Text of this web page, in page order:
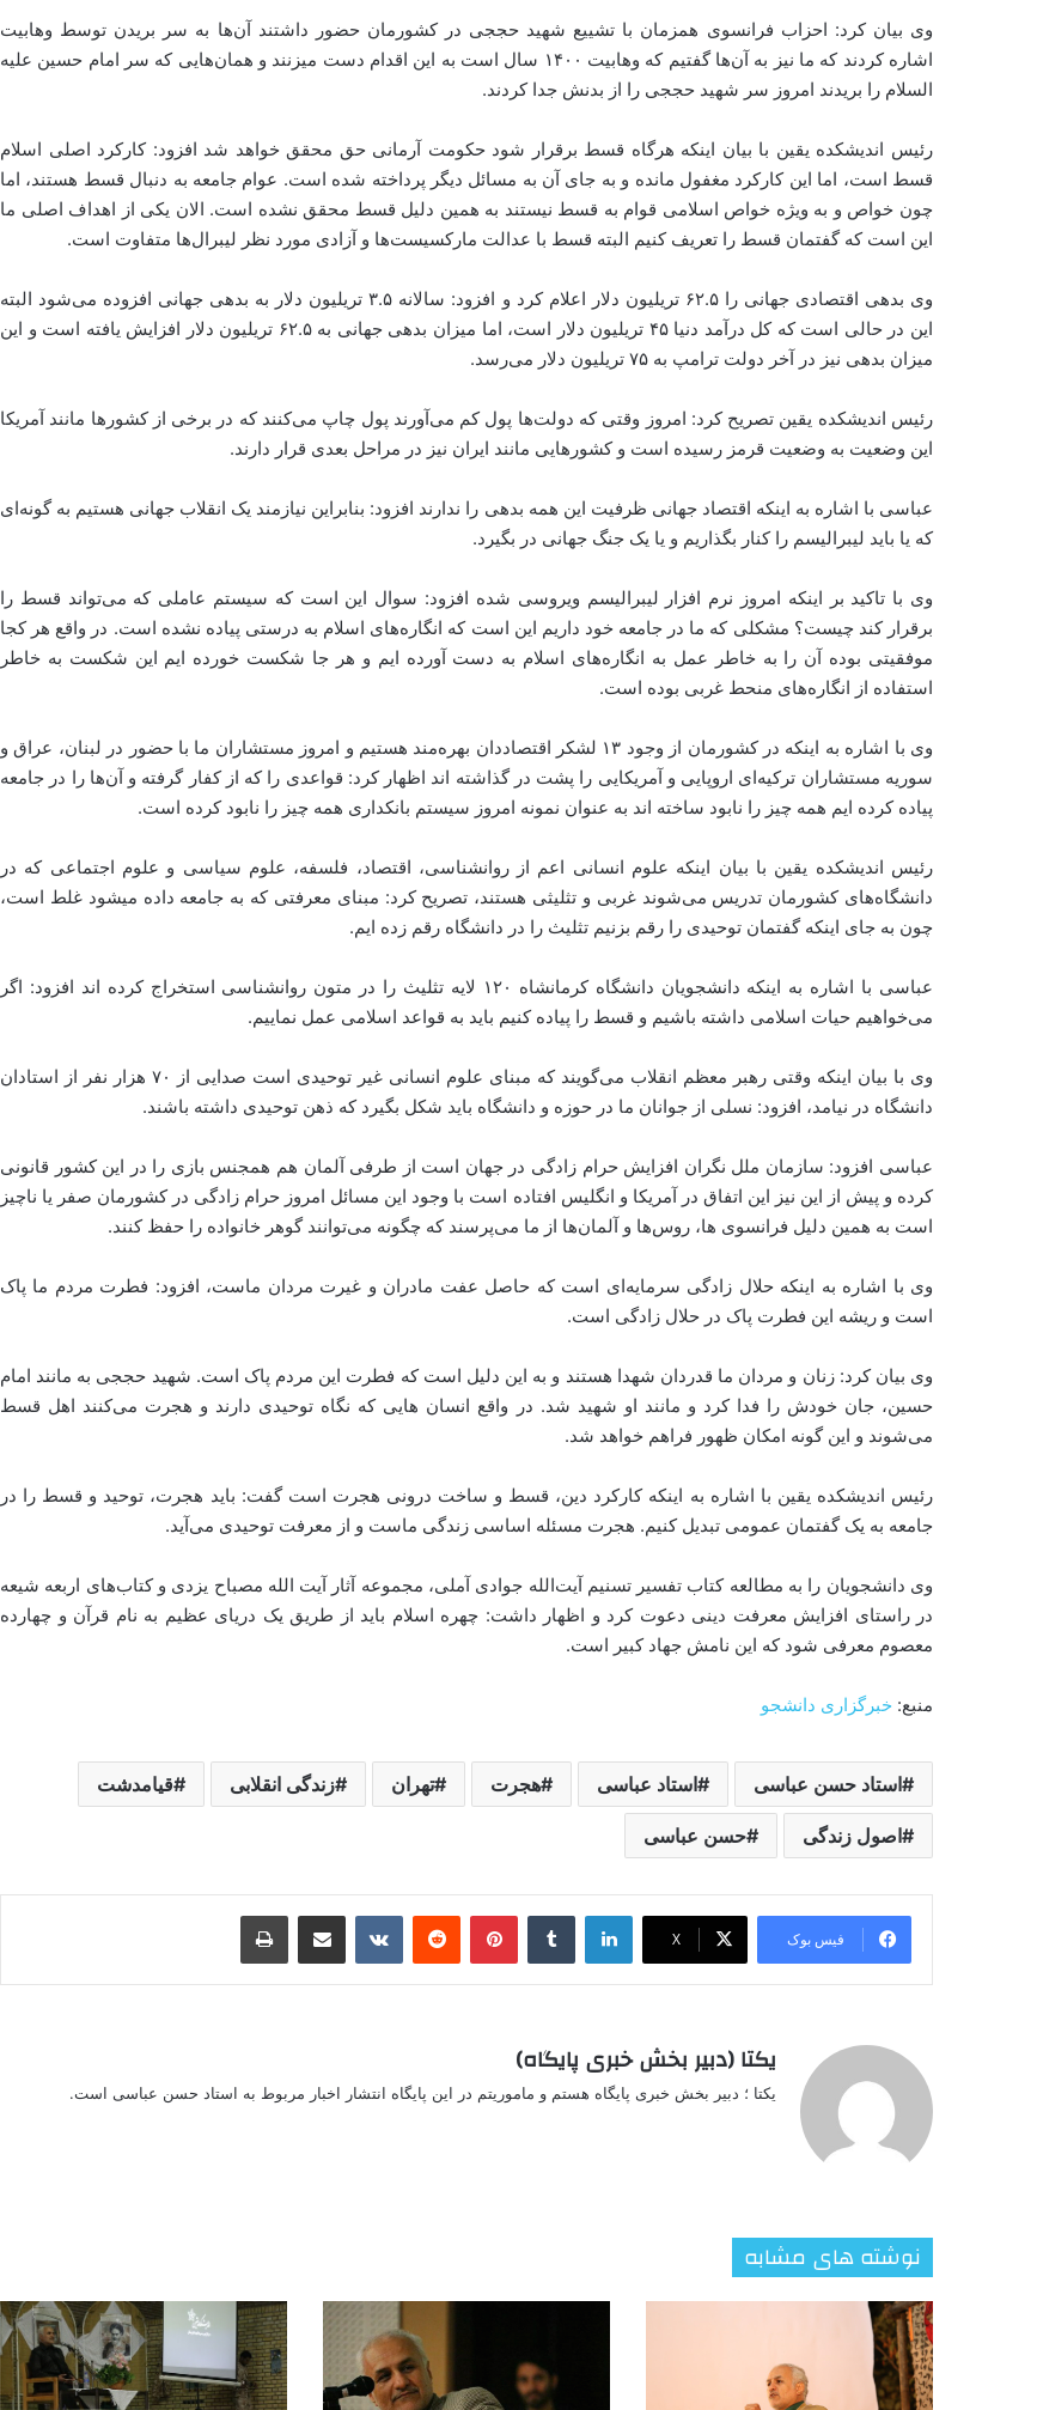
وی بیان کرد: احزاب فرانسوی همزمان با تشییع شهید حججی در کشورمان حضور داشتند آن‌ها به سر بریدن توسط وهابیت
اشاره کردند که ما نیز به آن‌ها گفتیم که وهابیت ۱۴۰۰ سال است به این اقدام دست میزنند و همان‌هایی که سر امام حسین علیه
السلام را بریدند امروز سر شهید حججی را از بدنش جدا کردند.
رئیس اندیشکده یقین با بیان اینکه هرگاه قسط برقرار شود حکومت آرمانی حق محقق خواهد شد افزود: کارکرد اصلی اسلام
قسط است، اما این کارکرد مغفول مانده و به جای آن به مسائل دیگر پرداخته شده است. عوام جامعه به دنبال قسط هستند، اما
چون خواص و به ویژه خواص اسلامی قوام به قسط نیستند به همین دلیل قسط محقق نشده است. الان یکی از اهداف اصلی ما
این است که گفتمان قسط را تعریف کنیم البته قسط با عدالت مارکسیست‌ها و آزادی مورد نظر لیبرال‌ها متفاوت است.
وی بدهی اقتصادی جهانی را ۶۲.۵ تریلیون دلار اعلام کرد و افزود: سالانه ۳.۵ تریلیون دلار به بدهی جهانی افزوده می‌شود البته
این در حالی است که کل درآمد دنیا ۴۵ تریلیون دلار است، اما میزان بدهی جهانی به ۶۲.۵ تریلیون دلار افزایش یافته است و این
میزان بدهی نیز در آخر دولت ترامپ به ۷۵ تریلیون دلار می‌رسد.
رئیس اندیشکده یقین تصریح کرد: امروز وقتی که دولت‌ها پول کم می‌آورند پول چاپ می‌کنند که در برخی از کشور‌ها مانند آمریکا
این وضعیت به وضعیت قرمز رسیده است و کشورهایی مانند ایران نیز در مراحل بعدی قرار دارند.
عباسی با اشاره به اینکه اقتصاد جهانی ظرفیت این همه بدهی را ندارند افزود: بنابراین نیازمند یک انقلاب جهانی هستیم به گونه‌ای
که یا باید لیبرالیسم را کنار بگذاریم و یا یک جنگ جهانی در بگیرد.
وی با تاکید بر اینکه امروز نرم افزار لیبرالیسم ویروسی شده افزود: سوال این است که سیستم عاملی که می‌تواند قسط را
برقرار کند چیست؟ مشکلی که ما در جامعه خود داریم این است که انگاره‌های اسلام به درستی پیاده نشده است. در واقع هر کجا
موفقیتی بوده آن را به خاطر عمل به انگاره‌های اسلام به دست آورده ایم و هر جا شکست خورده ایم این شکست به خاطر
استفاده از انگاره‌های منحط غربی بوده است.
وی با اشاره به اینکه در کشورمان از وجود ۱۳ لشکر اقتصاددان بهره‌مند هستیم و امروز مستشاران ما با حضور در لبنان، عراق و
سوریه مستشاران ترکیه‌ای اروپایی و آمریکایی را پشت در گذاشته اند اظهار کرد: قواعدی را که از کفار گرفته و آن‌ها را در جامعه
پیاده کرده ایم همه چیز را نابود ساخته اند به عنوان نمونه امروز سیستم بانکداری همه چیز را نابود کرده است.
رئیس اندیشکده یقین با بیان اینکه علوم انسانی اعم از روانشناسی، اقتصاد، فلسفه، علوم سیاسی و علوم اجتماعی که در
دانشگاه‌های کشورمان تدریس می‌شوند غربی و تثلیثی هستند، تصریح کرد: مبنای معرفتی که به جامعه داده میشود غلط است،
چون به جای اینکه گفتمان توحیدی را رقم بزنیم تثلیث را در دانشگاه رقم زده ایم.
عباسی با اشاره به اینکه دانشجویان دانشگاه کرمانشاه ۱۲۰ لایه تثلیث را در متون روانشناسی استخراج کرده اند افزود: اگر
می‌خواهیم حیات اسلامی داشته باشیم و قسط را پیاده کنیم باید به قواعد اسلامی عمل نماییم.
وی با بیان اینکه وقتی رهبر معظم انقلاب می‌گویند که مبنای علوم انسانی غیر توحیدی است صدایی از ۷۰ هزار نفر از استادان
دانشگاه در نیامد، افزود: نسلی از جوانان ما در حوزه و دانشگاه باید شکل بگیرد که ذهن توحیدی داشته باشند.
عباسی افزود: سازمان ملل نگران افزایش حرام زادگی در جهان است از طرفی آلمان هم همجنس بازی را در این کشور قانونی
کرده و پیش از این نیز این اتفاق در آمریکا و انگلیس افتاده است با وجود این مسائل امروز حرام زادگی در کشورمان صفر یا ناچیز
است به همین دلیل فرانسوی ها، روس‌ها و آلمان‌ها از ما می‌پرسند که چگونه می‌توانند گوهر خانواده را حفظ کنند.
وی با اشاره به اینکه حلال زادگی سرمایه‌ای است که حاصل عفت مادران و غیرت مردان ماست، افزود: فطرت مردم ما پاک
است و ریشه این فطرت پاک در حلال زادگی است.
وی بیان کرد: زنان و مردان ما قدردان شهدا هستند و به این دلیل است که فطرت این مردم پاک است. شهید حججی به مانند امام
حسین، جان خودش را فدا کرد و مانند او شهید شد. در واقع انسان هایی که نگاه توحیدی دارند و هجرت می‌کنند اهل قسط
می‌شوند و این گونه امکان ظهور فراهم خواهد شد.
رئیس اندیشکده یقین با اشاره به اینکه کارکرد دین، قسط و ساخت درونی هجرت است گفت: باید هجرت، توحید و قسط را در
جامعه به یک گفتمان عمومی تبدیل کنیم. هجرت مسئله اساسی زندگی ماست و از معرفت توحیدی می‌آید.
وی دانشجویان را به مطالعه کتاب تفسیر تسنیم آیت‌الله جوادی آملی، مجموعه آثار آیت الله مصباح یزدی و کتاب‌های اربعه شیعه
در راستای افزایش معرفت دینی دعوت کرد و اظهار داشت: چهره اسلام باید از طریق یک دریای عظیم به نام قرآن و چهارده
معصوم معرفی شود که این نامش جهاد کبیر است.
منبع: خبرگزاری دانشجو
استاد حسن عباسی استاد عباسی هجرت تهران زندگی انقلابی قیامدشت
اصول زندگی حسن عباسی
فیس بوک X
لینکدین ‫تامبلر ‫پین‌ترست‫رددیت ‫VKontakteاشتراک گذاری از طریق ایمیل چاپ
یکتا (دبیر بخش خبری پایگاه)
یکتا ؛ دبیر بخش خبری پایگاه هستم و ماموریتم در این پایگاه انتشار اخبار مربوط به استاد حسن عباسی است.
نوشته های مشابه